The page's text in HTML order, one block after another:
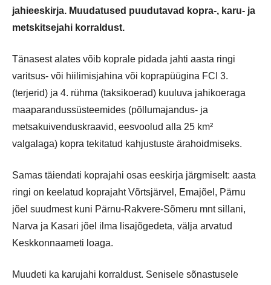
jahieeskirja. Muudatused puudutavad kopra-, karu- ja
metskitsejahi korraldust.
Tänasest alates võib koprale pidada jahti aasta ringi
varitsus- või hiilimisjahina või koprapüügina FCI 3.
(terjerid) ja 4. rühma (taksikoerad) kuuluva jahikoeraga
maaparandussüsteemides (põllumajandus- ja
metsakuivenduskraavid, eesvoolud alla 25 km²
valgalaga) kopra tekitatud kahjustuste ärahoidmiseks.
Samas täiendati koprajahi osas eeskirja järgmiselt: aasta
ringi on keelatud koprajaht Võrtsjärvel, Emajõel, Pärnu
jõel suudmest kuni Pärnu-Rakvere-Sõmeru mnt sillani,
Narva ja Kasari jõel ilma lisajõgedeta, välja arvatud
Keskkonnaameti loaga.
Muudeti ka karujahi korraldust. Senisele sõnastusele